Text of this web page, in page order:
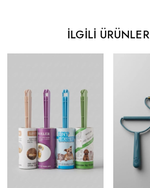
İLGILI ÜRÜNLER